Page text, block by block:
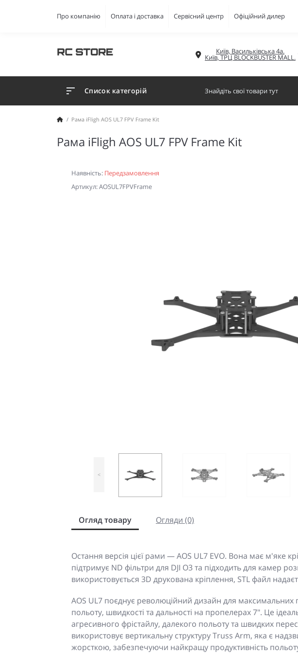
Про компанію Оплата і доставка Сервісний центр Офіційний дилер
Київ, Васильківська 4а.
Київ, ТРЦ BLOCKBUSTER MALL.
Список категорій
Рама iFligh AOS UL7 FPV Frame Kit
Рама iFligh AOS UL7 FPV Frame Kit
Наявність: Передзамовлення
Артикул: AOSUL7FPVFrame
<
Огляд товару Огляди (0)
Остання версія цієї рами — AOS UL7 EVO. Вона має м'яке
підтримує ND фільтри для DJI O3 та підходить для камер
використовується 3D друкована кріплення, STL файл
AOS UL7 поєднує революційний дизайн для максимальних
польоту, швидкості та дальності на пропелерах 7". Це
агресивного фрістайлу, далекого польоту та швидких
використовує вертикальну структуру Truss Arm, яка є
жорсткою, забезпечуючи найкращу продуктивність